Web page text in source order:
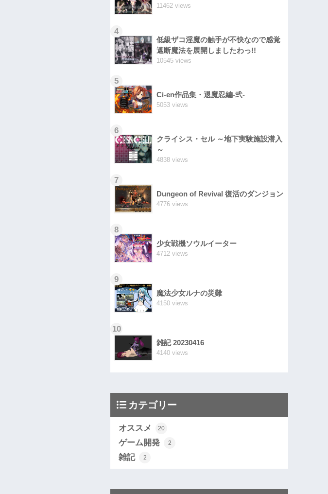
11462 views
4
低級ザコ淫魔の触手が不快なので感覚
遮断魔法を展開しましたわっ!!
10545 views
5
Ci-en作品集・退魔忍編-弐-
5053 views
6
クライシス・セル ～地下実験施設潜入
～
4838 views
7
Dungeon of Revival 復活のダンジョン
4776 views
8
少女戦機ソウルイーター
4712 views
9
魔法少女ルナの災難
4150 views
10
雑記 20230416
4140 views
カテゴリー
オススメ 20
ゲーム開発 2
雑記 2